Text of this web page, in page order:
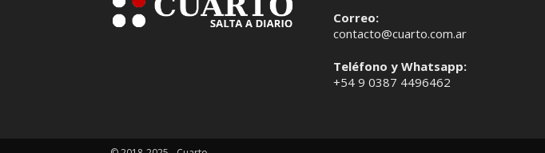
Correo:
contacto@cuarto.com.ar
Teléfono y Whatsapp:
+54 9 0387 4496462